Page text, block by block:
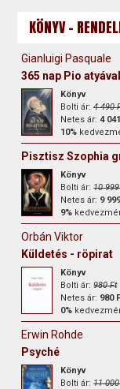
KÖNYV -
Gianluigi Pasquale
365 nap Pio atyával
Könyv
Bolti ár:4 490
Netes ár:4
10%
Pisztisz Szophia
Könyv
Bolti ár:10
Netes ár: 9
9%
Orbán Viktor
Küldetés - röpirat
Könyv
Bolti ár:980 Ft
Netes ár: 980
0%
Erwin Rohde
Psyché
Könyv
Bolti ár:11